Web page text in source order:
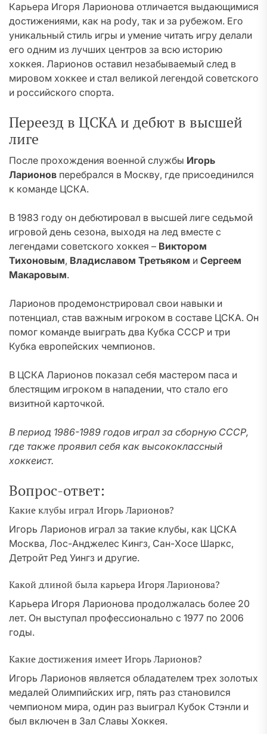
Карьера Игоря Ларионова отличается выдающимися
достижениями, как на рodу, так и за рубежом. Его
уникальный стиль игры и умение читать игру делали
его одним из лучших центров за всю историю
хоккея. Ларионов оставил незабываемый след в
мировом хоккее и стал великой легендой советского
и российского спорта.
Переезд в ЦСКА и дебют в высшей
лиге
После прохождения военной службы Игорь
Ларионов перебрался в Москву, где присоединился
к команде ЦСКА.
В 1983 году он дебютировал в высшей лиге седьмой
игровой день сезона, выходя на лед вместе с
легендами советского хоккея – Виктором
Тихоновым, Владиславом Третьяком и Сергеем
Макаровым.
Ларионов продемонстрировал свои навыки и
потенциал, став важным игроком в составе ЦСКА. Он
помог команде выиграть два Кубка СССР и три
Кубка европейских чемпионов.
В ЦСКА Ларионов показал себя мастером паса и
блестящим игроком в нападении, что стало его
визитной карточкой.
В период 1986-1989 годов играл за сборную СССР,
где также проявил себя как высококлассный
хоккеист.
Вопрос-ответ:
Какие клубы играл Игорь Ларионов?
Игорь Ларионов играл за такие клубы, как ЦСКА
Москва, Лос-Анджелес Кингз, Сан-Хосе Шаркс,
Детройт Ред Уингз и другие.
Какой длиной была карьера Игоря Ларионова?
Карьера Игоря Ларионова продолжалась более 20
лет. Он выступал профессионально с 1977 по 2006
годы.
Какие достижения имеет Игорь Ларионов?
Игорь Ларионов является обладателем трех золотых
медалей Олимпийских игр, пять раз становился
чемпионом мира, один раз выиграл Кубок Стэнли и
был включен в Зал Славы Хоккея.